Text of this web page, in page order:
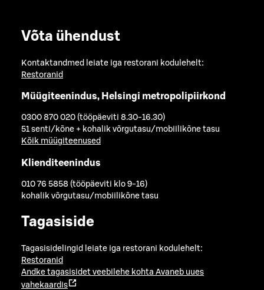
Võta ühendust
Kontaktandmed leiate iga restorani kodulehelt:
Restoranid
Müügiteenindus, Helsingi metropolipiirkond
0300 870 020 (tööpäeviti 8.30-16.30)
51 senti/kõne + kohalik võrgutasu/mobiilikõne tasu
Kõik müügiteenused
Klienditeenindus
010 76 5858 (tööpäeviti klo 9-16)
kohalik võrgutasu/mobiilikõne tasu
Tagasiside
Tagasisidelingid leiate iga restorani kodulehelt:
Restoranid
Andke tagasisidet veebilehe kohta Avaneb uues
vahekaardis